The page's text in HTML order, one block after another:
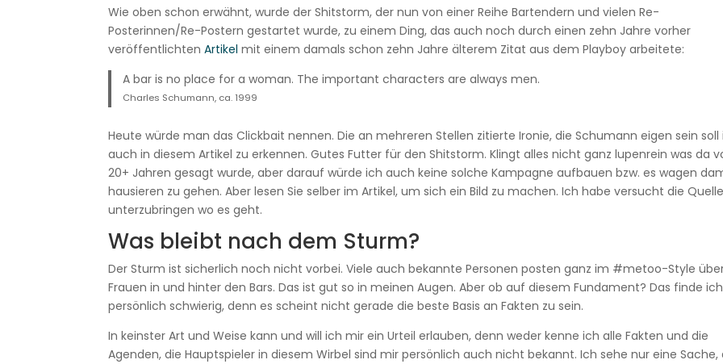
Wie oben schon erwähnt, wurde der Shitstorm, der nun von einer Reihe Bartendern und vielen Re-
Posterinnen/Re-Postern gestartet wurde, zu einem Ding, das auch noch durch einen zehn Jahre vorher
veröffentlichtenArtikel mit einem damals schon zehn Jahre älterem Zitat aus dem Playboy arbeitete:
A bar is no place for a woman. The important characters are always men.
Charles Schumann, ca. 1999
Heute würde man das Clickbait nennen. Die an mehreren Stellen zitierte Ironie, die Schumann eigen sein soll
auch in diesem Artikel zu erkennen. Gutes Futter für den Shitstorm. Klingt alles nicht ganz lupenrein was da
20+ Jahren gesagt wurde, aber darauf würde ich auch keine solche Kampagne aufbauen bzw. es wagen
hausieren zu gehen. Aber lesen Sie selber im Artikel, um sich ein Bild zu machen. Ich habe versucht die
unterzubringen wo es geht.
Was bleibt nach dem Sturm?
Der Sturm ist sicherlich noch nicht vorbei. Viele auch bekannte Personen posten ganz im #metoo-Style
Frauen in und hinter den Bars. Das ist gut so in meinen Augen. Aber ob auf diesem Fundament? Das finde ich
persönlich schwierig, denn es scheint nicht gerade die beste Basis an Fakten zu sein.
In keinster Art und Weise kann und will ich mir ein Urteil erlauben, denn weder kenne ich alle Fakten und die
Agenden, die Hauptspieler in diesem Wirbel sind mir persönlich auch nicht bekannt. Ich sehe nur eine Sache,